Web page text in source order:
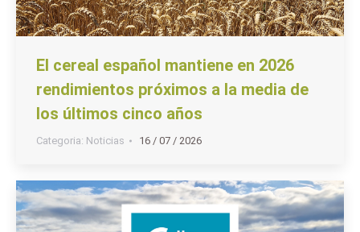
El cereal español mantiene en 2026
rendimientos próximos a la media de
los últimos cinco años
Categoria: Noticias 16 / 07 / 2026